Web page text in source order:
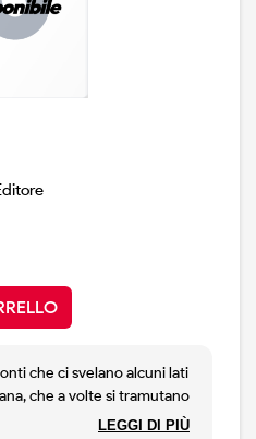
che ci svelano alcuni lati
che a volte si tramutano
sotto forma di
LEGGI DI PIÙ